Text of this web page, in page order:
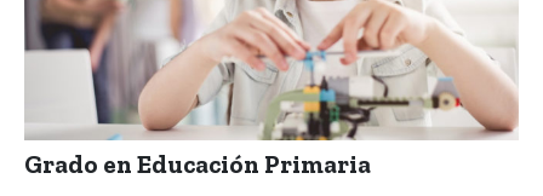
Grado en Educación Primaria